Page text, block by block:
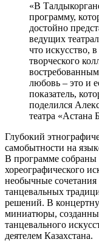
«В
программу,
достойно
ведущих
что искусство,
творческого
любовь – это и
показатель,
поделился
театра «Астана
Глубокий
самобытности на
В программе собраны
хореографического
необычные сочетания
танцевальных
решений. В
миниатюры,
танцевального
деятелем Казахстана.